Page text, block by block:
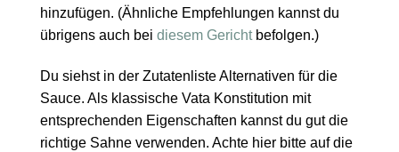
hinzufügen. (Ähnliche Empfehlungen kannst du
übrigens auch bei diesem Gerichtbefolgen.)
Du siehst in der Zutatenliste Alternativen für die
Sauce. Als klassische Vata Konstitution mit
entsprechenden Eigenschaften kannst du gut die
richtige Sahne verwenden. Achte hier bitte auf die